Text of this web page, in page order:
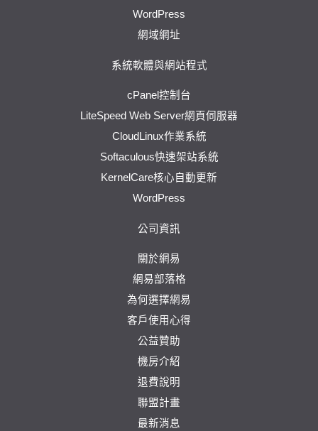
WordPress
網域網址
系統軟體與網站程式
cPanel控制台
LiteSpeed Web Server網頁伺服器
CloudLinux作業系統
Softaculous快速架站系統
KernelCare核心自動更新
WordPress
公司資訊
關於網易
網易部落格
為何選擇網易
客戶使用心得
公益贊助
機房介紹
退費說明
聯盟計畫
最新消息